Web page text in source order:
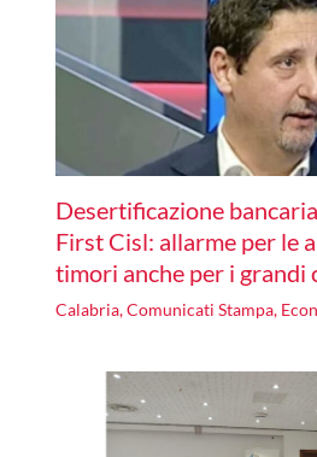
Desertificazione
First Cisl: allarme per le
timori anche per i grandi
Calabria,Comunicati Stampa,